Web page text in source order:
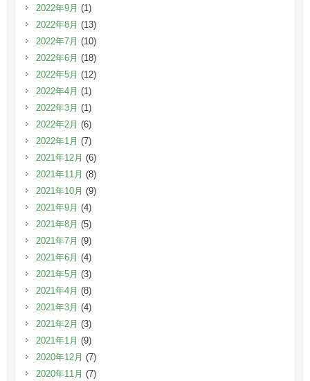
2022年9月 (1)
2022年8月 (13)
2022年7月 (10)
2022年6月 (18)
2022年5月 (12)
2022年4月 (1)
2022年3月 (1)
2022年2月 (6)
2022年1月 (7)
2021年12月 (6)
2021年11月 (8)
2021年10月 (9)
2021年9月 (4)
2021年8月 (5)
2021年7月 (9)
2021年6月 (4)
2021年5月 (3)
2021年4月 (8)
2021年3月 (4)
2021年2月 (3)
2021年1月 (9)
2020年12月 (7)
2020年11月 (7)